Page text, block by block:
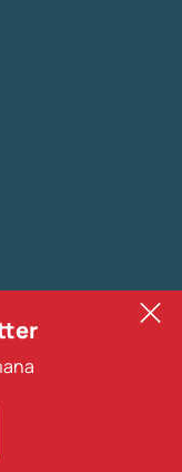
(ad
comunicazione
microdati,
basta